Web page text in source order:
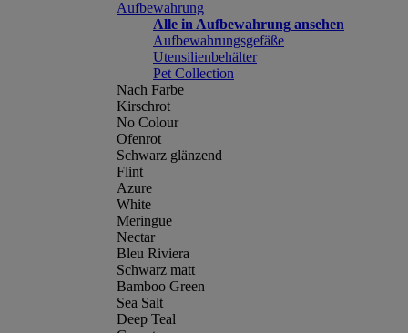
Aufbewahrung
Alle in Aufbewahrung ansehen
Aufbewahrungsgefäße
Utensilienbehälter
Pet Collection
Nach Farbe
Kirschrot
No Colour
Ofenrot
Schwarz glänzend
Flint
Azure
White
Meringue
Nectar
Bleu Riviera
Schwarz matt
Bamboo Green
Sea Salt
Deep Teal